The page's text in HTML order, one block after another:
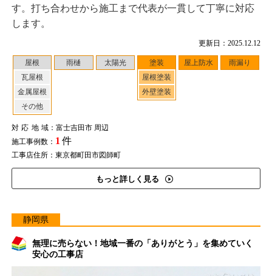
更新日：2025.12.12
屋根
瓦屋根
金属屋根
その他
雨樋 太陽光
塗装
屋根塗装
外壁塗装
屋上防水 雨漏り
対応地域：富士吉田市 周辺
施工事例数： 1 件
工事店住所：東京都町田市図師町
もっと詳しく見る
す。打ち合わせから施工まで代表が一貫して丁寧に対応
します。
静岡県
無理に売らない！地域一番の「ありがとう」を集めていく
安心の工事店